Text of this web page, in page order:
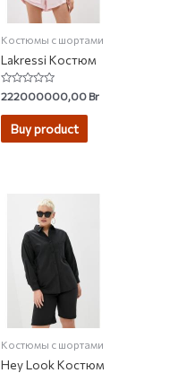
Костюмы с шортами
Lakressi Костюм
Rated
0
out
222000000,00Br
Buy product
Костюмы с шортами
Hey Look Костюм